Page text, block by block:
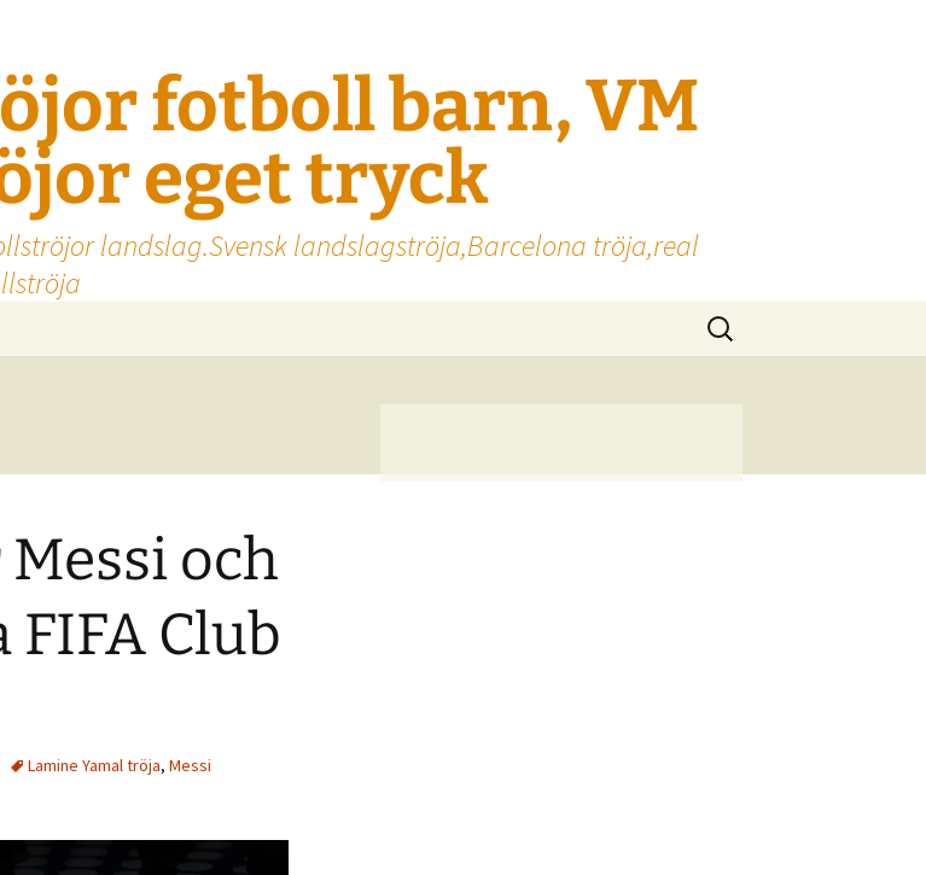
fotboll barn, VM
eget tryck
landslag.Svensk landslagströja,Barcelona tröja,real
Sök
efter:
och
Club
Lamine Yamal tröja, Messi